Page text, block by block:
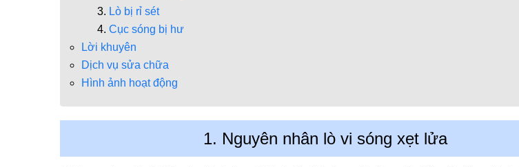
Lò bị rỉ sét
Cục sóng bị hư
Lời khuyên
Dịch vụ sửa chữa
Hình ảnh hoạt động
1. Nguyên nhân lò vi sóng xẹt lửa